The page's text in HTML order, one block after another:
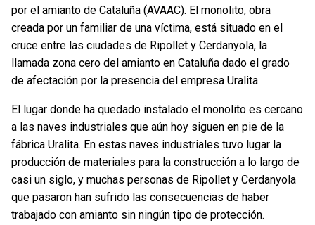
por el amianto de Cataluña (AVAAC). El monolito, obra
creada por un familiar de una víctima, está situado en el
cruce entre las ciudades de Ripollet y Cerdanyola, la
llamada zona cero del amianto en Cataluña dado el grado
de afectación por la presencia del empresa Uralita.
El lugar donde ha quedado instalado el monolito es cercano
a las naves industriales que aún hoy siguen en pie de la
fábrica Uralita. En estas naves industriales tuvo lugar la
producción de materiales para la construcción a lo largo de
casi un siglo, y muchas personas de Ripollet y Cerdanyola
que pasaron han sufrido las consecuencias de haber
trabajado con amianto sin ningún tipo de protección.